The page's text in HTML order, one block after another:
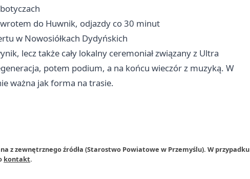
do Huwnik, odjazdy co 30 minut
w Nowosiółkach Dydyńskich
lecz także cały lokalny ceremoniał związany z Ultra
potem podium, a na końcu wieczór z muzyką. W
ważna jak forma na trasie.
z zewnętrznego źródła (Starostwo Powiatowe w Przemyślu). W przypadku
kontakt.